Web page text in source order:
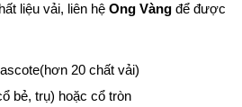
liệu vải, liên hệ Ong Vàngđể được
20 chất vải)
bẻ, trụ) hoặc cổ tròn